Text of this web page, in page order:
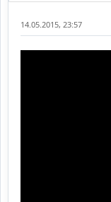
14.05.2015, 23:57